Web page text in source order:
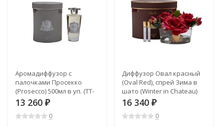
Аромадиффузор с
палочками Просекко
(Prosecco) 500мл в уп. (TT-
00014725)
13 260 ₽
0
Диффузор Овал красный
(Oval Red), спрей Зима в
шато (Winter in Chateau)
2х10мл в уп. (TT-00014737)
16 340 ₽
0